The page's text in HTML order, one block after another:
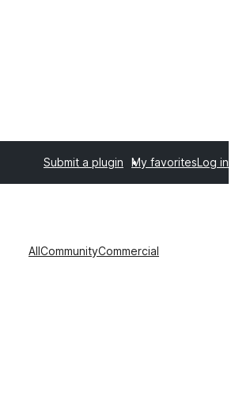
Submit a plugin My favoritesLog in
AllCommunityCommercial